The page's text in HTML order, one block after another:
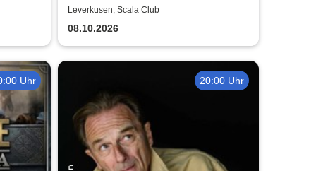
Leverkusen, Scala Club
08.10.2026
Uhr 20:00 Uhr